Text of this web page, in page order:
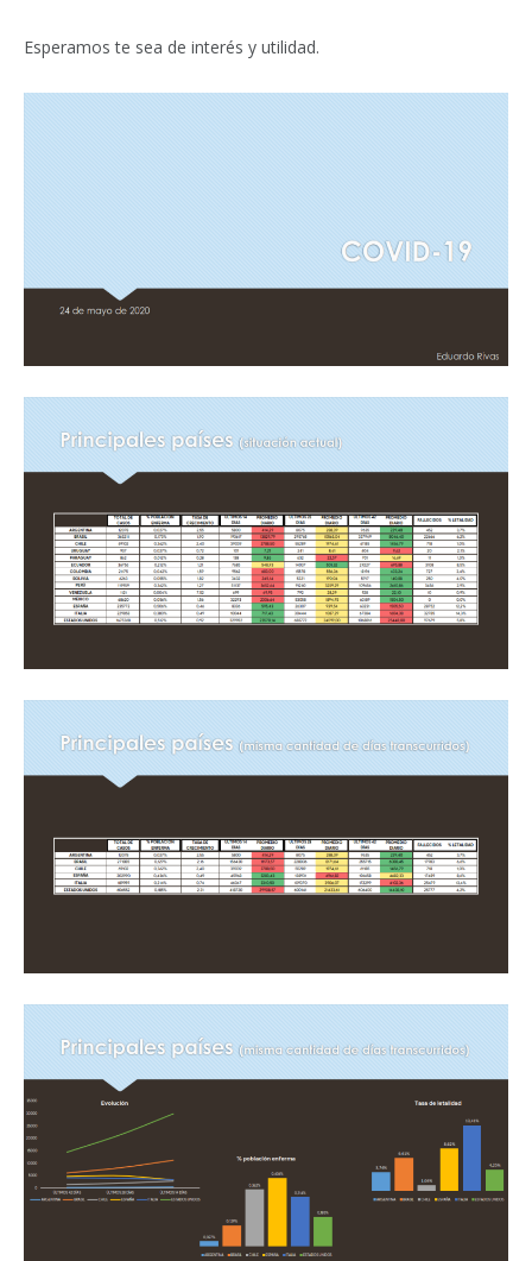
Esperamos te sea de interés y utilidad.